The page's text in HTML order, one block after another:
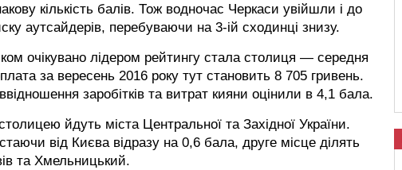
кількість балів. Тож водночас Черкаси увійшли і до
аутсайдерів, перебуваючи на 3-ій сходинці знизу.
очікувано лідером рейтингу стала столиця — середня
за вересень 2016 року тут становить 8 705 гривень.
заробітків та витрат кияни оцінили в 4,1 бала.
йдуть міста Центральної та Західної України.
від Києва відразу на 0,6 бала, друге місце ділять
та Хмельницький.